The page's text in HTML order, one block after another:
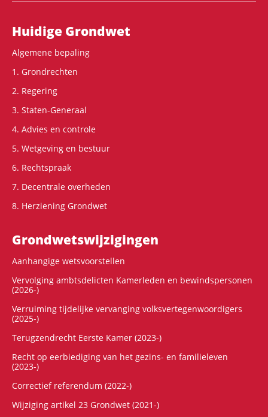
Hoofdnavigatie
Huidige Grondwet
Algemene bepaling
1. Grondrechten
2. Regering
3. Staten-Generaal
4. Advies en controle
5. Wetgeving en bestuur
6. Rechtspraak
7. Decentrale overheden
8. Herziening Grondwet
Grondwets­wijzigingen
Aanhangige wetsvoorstellen
Vervolging ambtsdelicten Kamerleden en bewindspersonen
(2026-)
Verruiming tijdelijke vervanging volksvertegenwoordigers
(2025-)
Terugzendrecht Eerste Kamer (2023-)
Recht op eerbiediging van het gezins- en familieleven
(2023-)
Correctief referendum (2022-)
Wijziging artikel 23 Grondwet (2021-)